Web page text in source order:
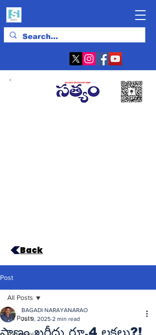
Back
Post
All Posts
All Posts
ప్రాణం ఖరీదు రూ.4 లక్షలు?!
BAGADI NARAYANARAO
Jul 9, 2025 2 min read